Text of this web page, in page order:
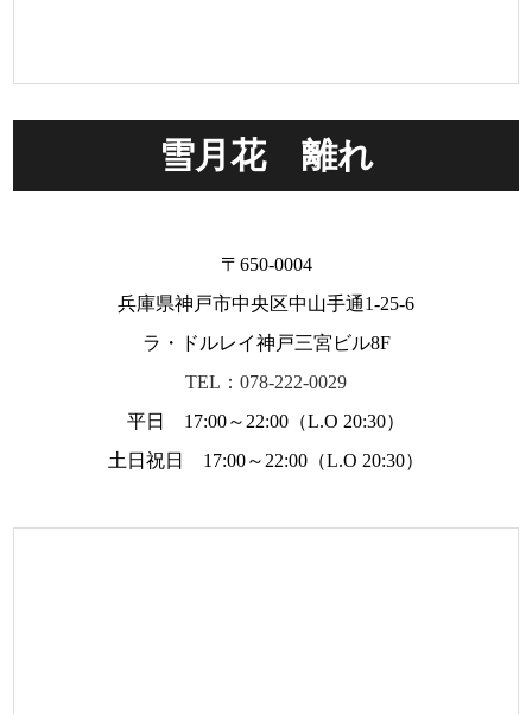
雪月花 離れ
〒650-0004
兵庫県神戸市中央区中山手通1-25-6
ラ・ドルレイ神戸三宮ビル8F
TEL：078-222-0029
平日 17:00～22:00（L.O 20:30）
土日祝日 17:00～22:00（L.O 20:30）